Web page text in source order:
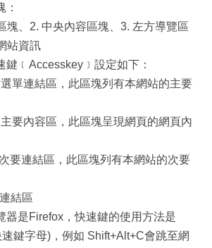
：
塊、2. 中央內容區塊、3. 左方導覽區
站資訊
鍵﹝Accesskey﹞設定如下：
單連結區，此區塊列有本網站的主要
要內容區，此區塊呈現網頁的網頁內
要連結區，此區塊列有本網站的次要
結區
器是Firefox，快速鍵的使用方法是
鍵字母)，例如 Shift+Alt+C會跳至網